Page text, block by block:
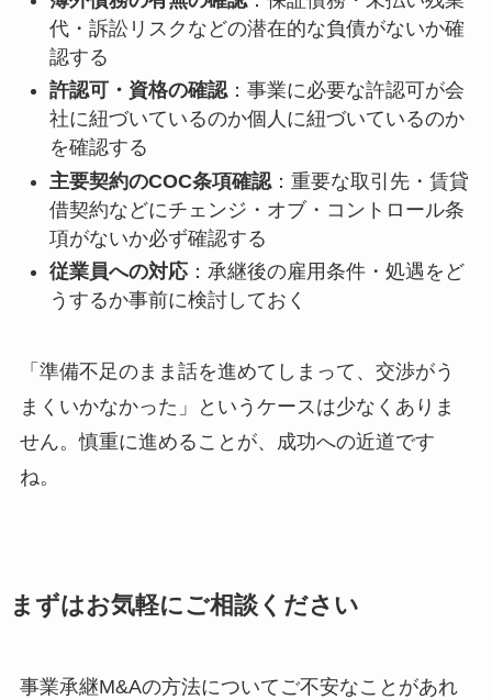
代・訴訟リスクなどの潜在的な負債がないか確
認する
許認可・資格の確認：事業に必要な許認可が会
社に紐づいているのか個人に紐づいているのか
を確認する
主要契約のCOC条項確認：重要な取引先・賃貸
借契約などにチェンジ・オブ・コントロール条
項がないか必ず確認する
従業員への対応：承継後の雇用条件・処遇をど
うするか事前に検討しておく
「準備不足のまま話を進めてしまって、交渉がう
まくいかなかった」というケースは少なくありま
せん。慎重に進めることが、成功への近道です
ね。
まずはお気軽にご相談ください
事業承継M&Aの方法についてご不安なことがあれ